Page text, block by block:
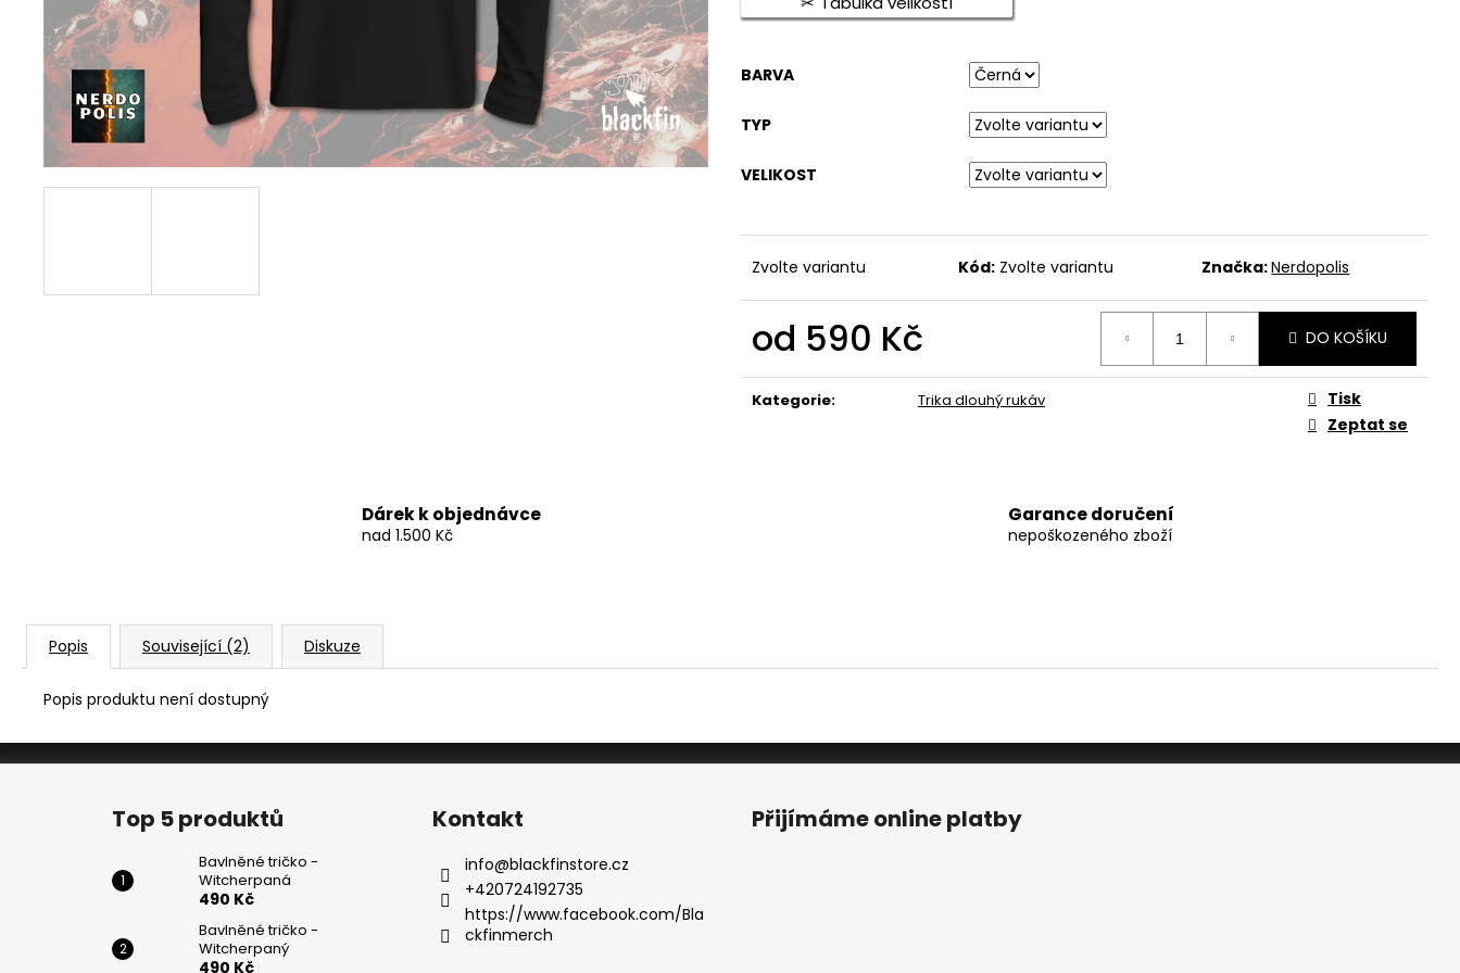
BARVA
TYP
VELIKOST
Zvolte variantu Kód: Zvolte variantu Značka:Nerdopolis
od 590 Kč
cena:
DO KOŠÍKU
Kategorie: Trika dlouhý rukáv
Tisk
Zeptat se
Dárek k objednávce
nad 1.500 Kč
Garance doručení
nepoškozeného zboží
Popis Související (2) Diskuze
Popis produktu není dostupný
490 Kč
490 Kč
490 Kč
Z
Top 5 produktů
Bavlněné tričko -
Witcherpaná
490 Kč
Bavlněné tričko -
Witcherpaný
490 Kč
Kontakt
info@blackfinstore.cz
+420724192735
https://www.facebook.com/Bla
ckfinmerch
Přijímáme online platby